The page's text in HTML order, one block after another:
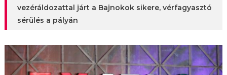
vezéráldozattal járt a Bajnokok sikere, vérfagyasztó
sérülés a pályán